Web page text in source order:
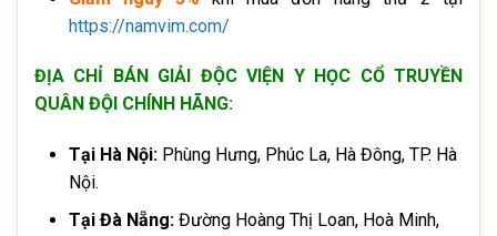
https://namvim.com/
ĐỊA CHỈ BÁN GIẢI ĐỘC VIỆN Y HỌC CỔ TRUYỀN
QUÂN ĐỘI CHÍNH HÃNG:
Tại Hà Nội:Phùng Hưng, Phúc La, Hà Đông, TP. Hà
Nội.
Tại Đà Nẵng:Đường Hoàng Thị Loan, Hoà Minh,